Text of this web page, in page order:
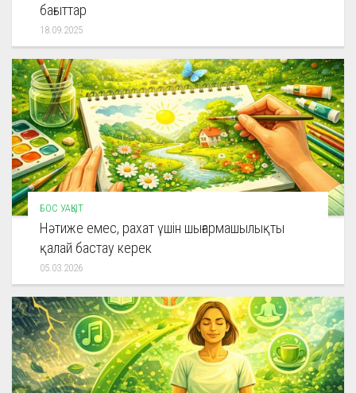
бағыттар
18.09.2025
БОС УАҚЫТ
Нәтиже емес, рахат үшін шығармашылықты
қалай бастау керек
05.03.2026